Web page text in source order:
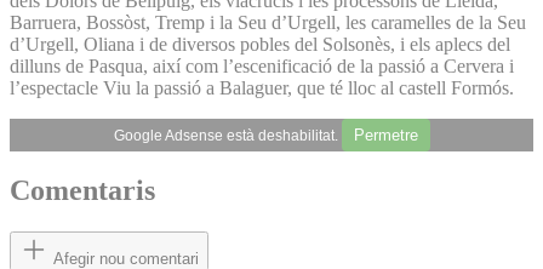
Barruera, Bossòst, Tremp i la Seu d’Urgell, les caramelles de la Seu
d’Urgell, Oliana i de diversos pobles del Solsonès, i els aplecs del
dilluns de Pasqua, així com l’escenificació de la passió a Cervera i
l’espectacle Viu la passió a Balaguer, que té lloc al castell Formós.
Google Adsense està deshabilitat. Permetre
Comentaris
Afegir nou comentari